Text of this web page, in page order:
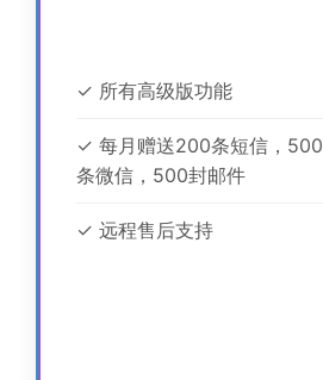
✓ 所有高级版功能
✓ 每月赠送200条短信，500
条微信，500封邮件
✓ 远程售后支持